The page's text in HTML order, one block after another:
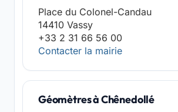
Place du Colonel-Candau
14410 Vassy
+33 2 31 66 56 00
Contacter la mairie
Géomètres à Chênedollé